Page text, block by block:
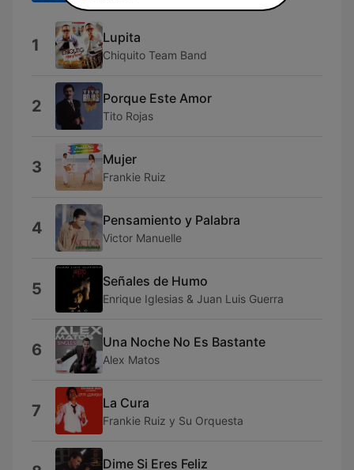
1 Lupita
Chiquito Team Band
2 Porque Este Amor
Tito Rojas
3 Mujer
Frankie Ruiz
4 Pensamiento y Palabra
Victor Manuelle
5 Señales de Humo
Enrique Iglesias & Juan Luis Guerra
6 Una Noche No Es Bastante
Alex Matos
7 La Cura
Frankie Ruiz y Su Orquesta
Dime Si Eres Feliz